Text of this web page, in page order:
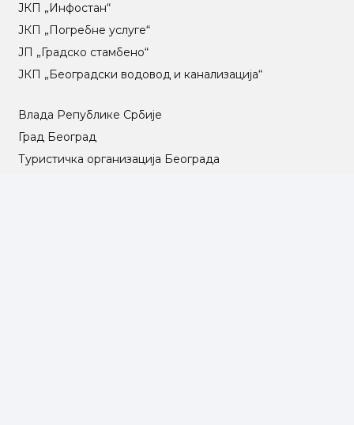
ЈКП „Инфостан“
ЈКП „Погребне услуге“
ЈП „Градско стамбено“
ЈКП „Београдски водовод и канализација“
Влада Републике Србије
Град Београд
Туристичка организација Београда